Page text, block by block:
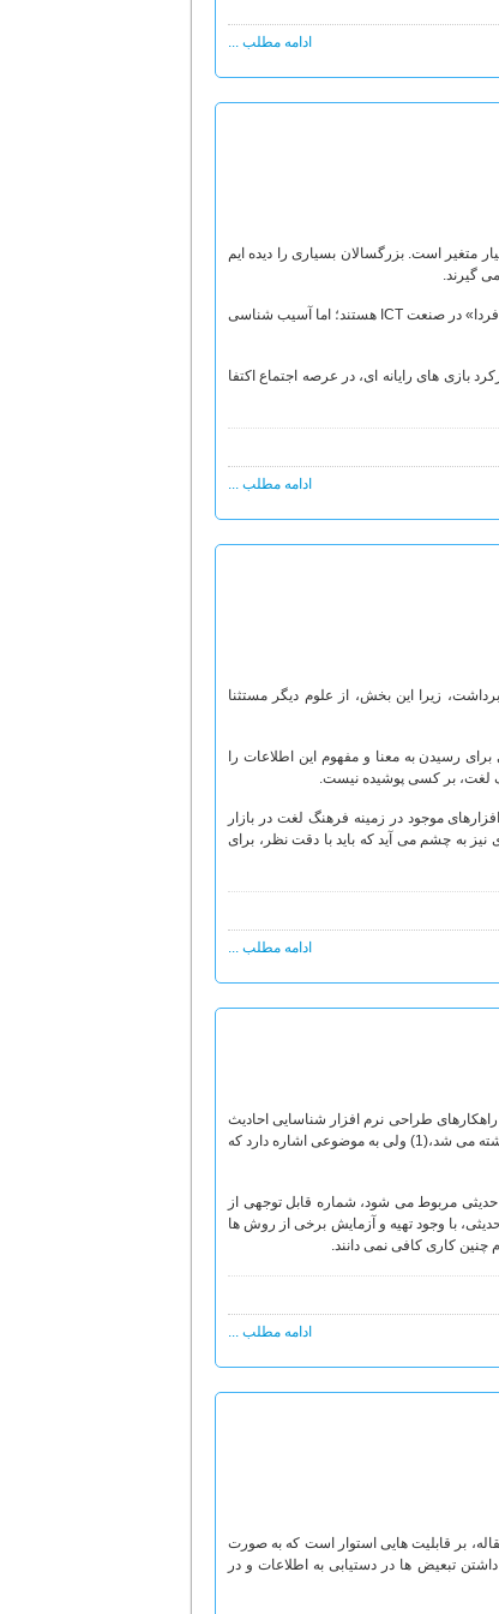
ادامه مطلب ...
متغیر است. بزرگسالان بسیاری را دیده ایم
گیرند.
بازی های رایانه ای مزایا و آسیب های فراوانی دارند و اگرچه به دنبال جایگاهی، به مثابه «مربیان نسل فردا» در صنعت ICT هستند؛ اما آسیب شناسی
بازی های رایانه ای، در عرصه اجتماع اکتفا
ادامه مطلب ...
زیرا این بخش، از علوم دیگر مستثنا
رسیدن به معنا و مفهوم این اطلاعات را
لغت، بر کسی پوشیده نیست.
موجود در زمینه فرهنگ لغت در بازار
نیز به چشم می آید که باید با دقت نظر، برای
ادامه مطلب ...
طراحی نرم افزار شناسایی احادیث
مشابه» آغاز کرده. این بحث اگر چه برای اولین بار در یک مجله و در قالب سلسله مقالات به بحث گذاشته می شد،(1) ولی به موضوعی اشاره دارد که
مربوط می شود، شماره قابل توجهی از
با وجود تهیه و آزمایش برخی از روش ها
چنین کاری کافی نمی دانند.
ادامه مطلب ...
بر قابلیت هایی استوار است که به صورت
تبعیض ها در دستیابی به اطلاعات و در